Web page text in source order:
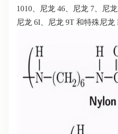
1010、尼龙 46、尼龙 7、尼
尼龙 6I、尼龙 9T 和特殊尼龙